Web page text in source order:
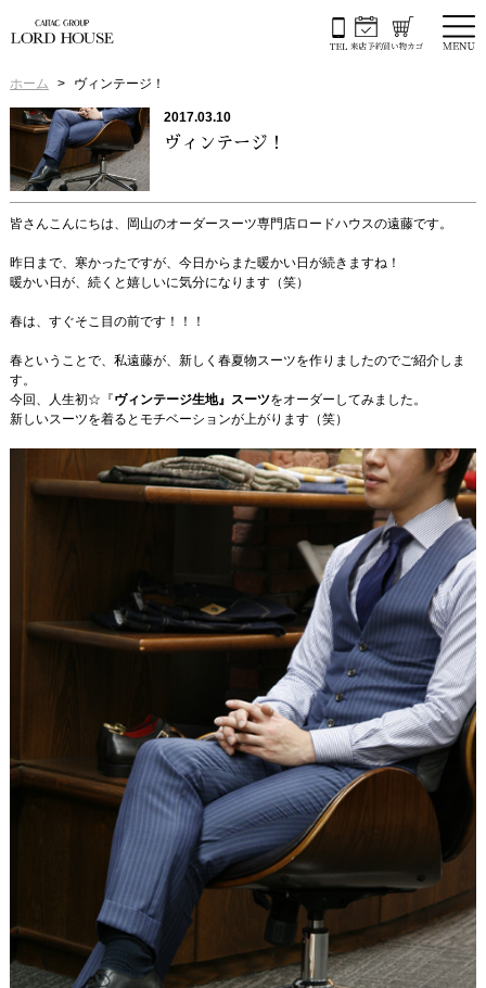
ホーム ヴィンテージ！
2017.03.10
ヴィンテージ！
皆さんこんにちは、岡山のオーダースーツ専門店ロードハウスの遠藤です。
昨日まで、寒かったですが、今日からまた暖かい日が続きますね！
暖かい日が、続くと嬉しいに気分になります（笑）
春は、すぐそこ目の前です！！！
春ということで、私遠藤が、新しく春夏物スーツを作りましたのでご紹介しま
す。
今回、人生初☆『ヴィンテージ生地』スーツをオーダーしてみました。
新しいスーツを着るとモチベーションが上がります（笑）